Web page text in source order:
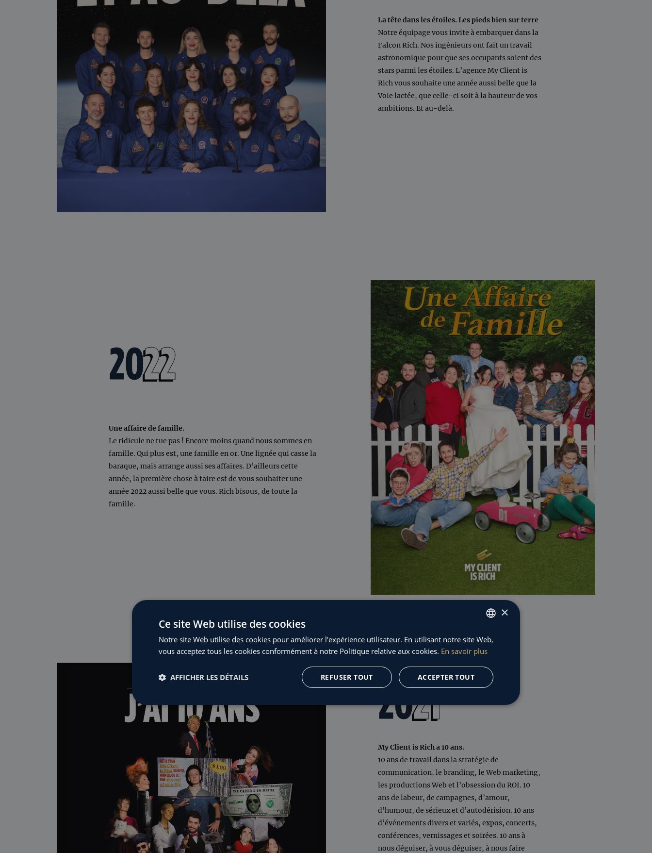
La tête dans les étoiles. Les pieds bien sur terre
Notre équipage vous invite à embarquer dans la
Falcon Rich. Nos ingénieurs ont fait un travail
astronomique pour que ses occupants soient des
stars parmi les étoiles. L’agence My Client is
Rich vous souhaite une année aussi belle que la
Voie lactée, que celle-ci soit à la hauteur de vos
ambitions. Et au-delà.
2022
Une affaire de famille.
Le ridicule ne tue pas ! Encore moins quand nous sommes en
famille. Qui plus est, une famille en or. Une lignée qui casse la
baraque, mais arrange aussi ses affaires. D’ailleurs cette
année, la première chose à faire est de vous souhaiter une
année 2022 aussi belle que vous. Rich bisous, de toute la
famille.
2021
My Client is Rich a 10 ans.
10 ans de travail dans la stratégie de
communication, le branding, le Web marketing,
les productions Web et l’obsession du ROI. 10
ans de labeur, de campagnes, d’amour,
d’humour, de sérieux et d’autodérision. 10 ans
d’événements divers et variés, expos, concerts,
conférences, vernissages et soirées. 10 ans à
nous déguiser, à vous déguiser, à nous faire
FRENCH
ENGLISH
×
Ce site Web utilise des cookies
Notre site Web utilise des cookies pour améliorer l'expérience utilisateur. En utilisant notre site Web,
vous acceptez tous les cookies conformément à notre Politique relative aux cookies. En savoir plus
ACCEPTER TOUT
REFUSER TOUT
AFFICHER LES DÉTAILS